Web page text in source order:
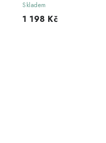
Skladem
1 198 Kč